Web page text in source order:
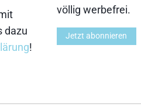
14
dazu
!
völlig werbefrei.
Jetzt abonnieren